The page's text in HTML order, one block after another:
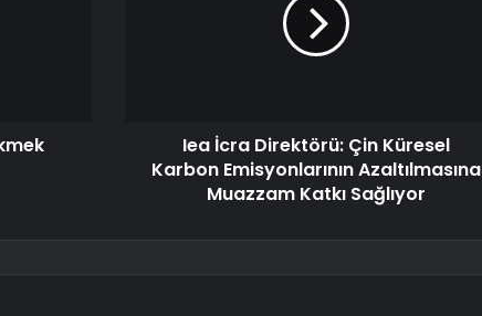
Iea İcra Direktörü: Çin Küresel
Karbon Emisyonlarının Azaltılmasına
Muazzam Katkı Sağlıyor